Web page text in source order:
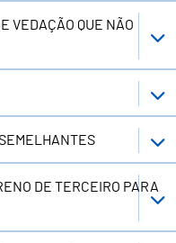
VEDAÇÃO QUE NÃO
DE TERCEIRO PARA